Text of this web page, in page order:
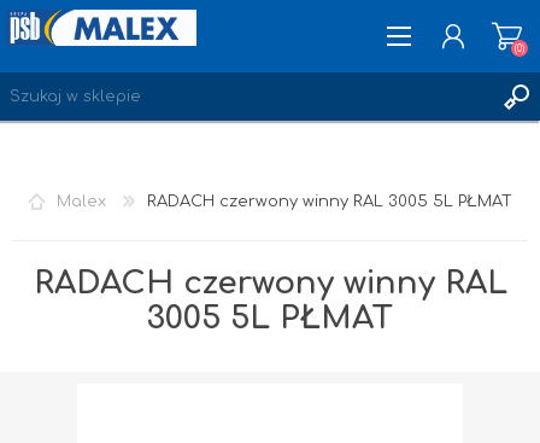
ZAREJESTRUJ SIĘ
(0)
Malex RADACH czerwony winny RAL 3005 5L PŁMAT
RADACH czerwony winny RAL
3005 5L PŁMAT